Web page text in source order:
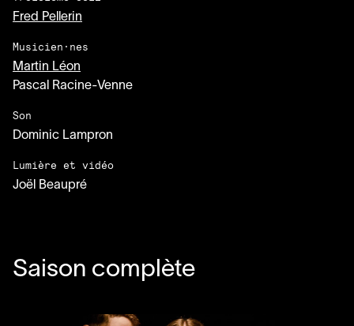
Fred Pellerin
Musicien·nes
Martin Léon
Pascal Racine-Venne
Son
Dominic Lampron
Lumière et vidéo
Joël Beaupré
Saison complète